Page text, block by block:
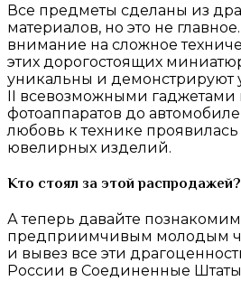
Все предметы сделаны из
материалов, но это не
внимание на сложное
этих дорогостоящих
уникальны и демонстрируют
II всевозможными гаджетами
фотоаппаратов до
любовь к технике проявилась
ювелирных изделий.
Кто стоял за этой распродажей?
А теперь давайте
предприимчивым молодым
и вывез все эти
России в Соединенные